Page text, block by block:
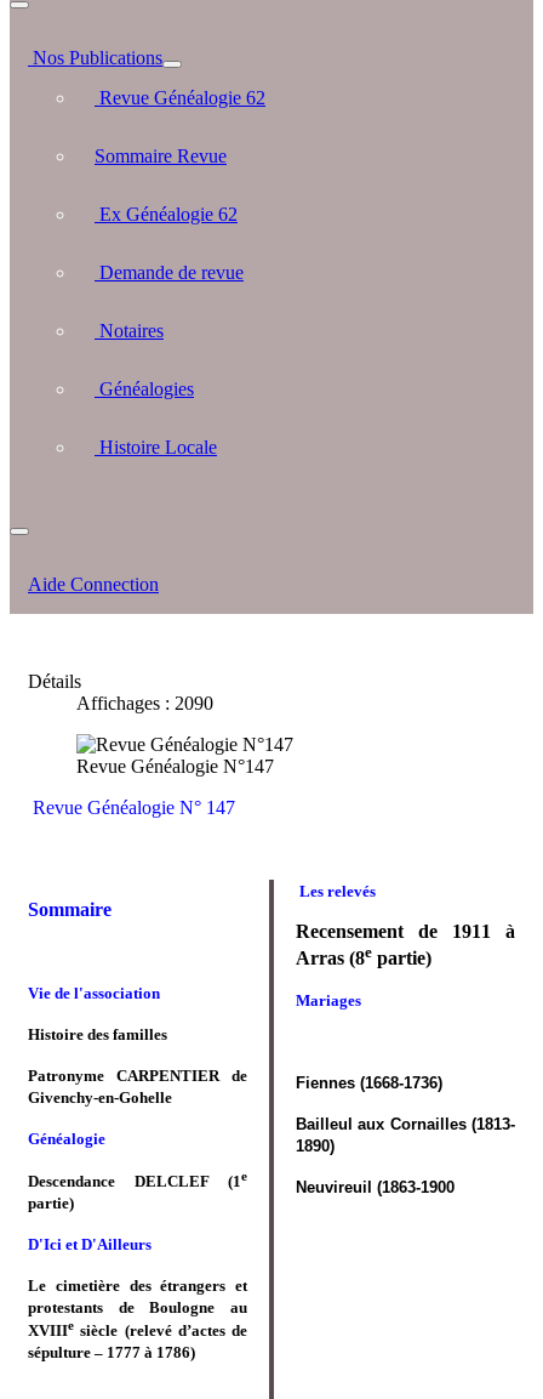
Nos Publications
Revue Généalogie 62
Sommaire Revue
Ex Généalogie 62
Demande de revue
Notaires
Généalogies
Histoire Locale
Aide Connection
Détails
Affichages : 2090
Revue Généalogie N°147
Revue Généalogie N° 147
Sommaire
Vie de l'association
Histoire des familles
Patronyme CARPENTIER de
Givenchy-en-Gohelle
Généalogie
Descendance DELCLEF (1e
partie)
D'Ici et D'Ailleurs
Le cimetière des étrangers et
protestants de Boulogne au
XVIIIe siècle (relevé d’actes de
sépulture – 1777 à 1786)
Les relevés
Recensement de 1911 à
Arras (8e partie)
Mariages
Fiennes (1668-1736)
Bailleul aux Cornailles (1813-
1890)
Neuvireuil (1863-1900